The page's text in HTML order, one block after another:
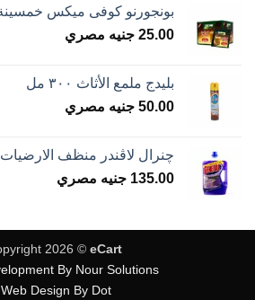
بونجورنو كوفى ميكس خمسينة - ١٢
25.00 جنيه مصري
بليدج ملمع الأثاث ٣٠٠ مل
50.00 جنيه مصري
چنرال لاڤندر منظف الارضيات ٣.١ لتر
135.00 جنيه مصري
2026 © eCart
By Nour Solutions
Web Design By Dot.